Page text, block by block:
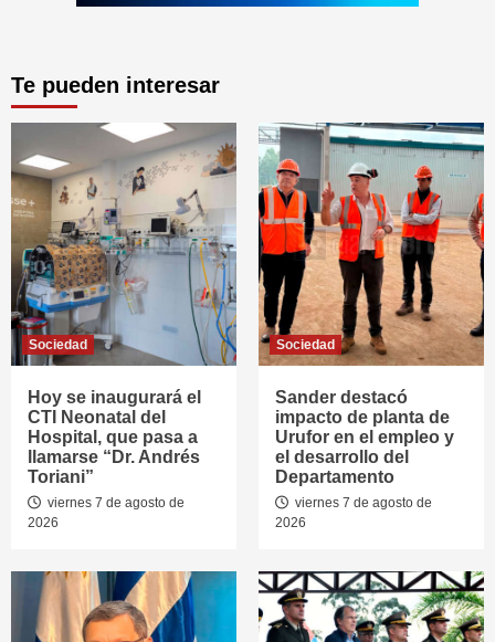
Te pueden interesar
Sociedad
Hoy se inaugurará el
CTI Neonatal del
Hospital, que pasa a
llamarse “Dr. Andrés
Toriani”
viernes 7 de agosto de
2026
Sociedad
Sander destacó
impacto de planta de
Urufor en el empleo y
el desarrollo del
Departamento
viernes 7 de agosto de
2026